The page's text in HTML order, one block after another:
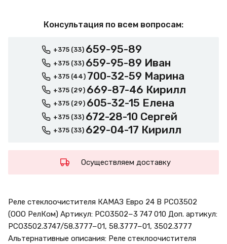
Консультация по всем вопросам:
+375 (33) 659-95-89
+375 (33) 659-95-89 Иван
+375 (44) 700-32-59 Марина
+375 (29) 669-87-46 Кирилл
+375 (29) 605-32-15 Елена
+375 (33) 672-28-10 Сергей
+375 (33) 629-04-17 Кирилл
Осуществляем доставку
Реле стеклоочистителя КАМАЗ Евро 24 В РСО3502
(ООО РелКом) Артикул: РСО3502−3 747 010 Доп. артикул:
РСО3502.3747/58.3777−01, 58.3777−01, 3502.3777
Альтернативные описания: Реле стеклоочистителя